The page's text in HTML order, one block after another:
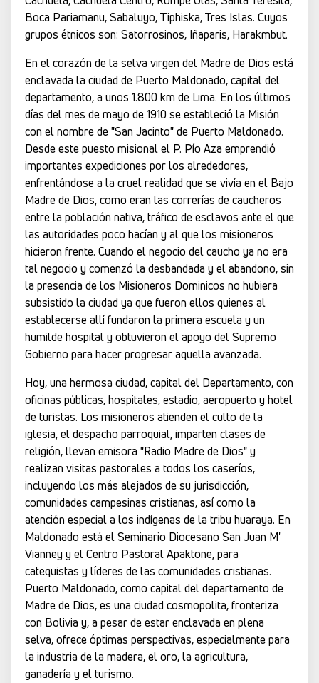
Boca Pariamanu, Sabaluyo, Tiphiska, Tres Islas. Cuyos
grupos étnicos son: Satorrosinos, Iñaparis, Harakmbut.
En el corazón de la selva virgen del Madre de Dios está
enclavada la ciudad de Puerto Maldonado, capital del
departamento, a unos 1.800 km de Lima. En los últimos
días del mes de mayo de 1910 se estableció la Misión
con el nombre de "San Jacinto" de Puerto Maldonado.
Desde este puesto misional el P. Pío Aza emprendió
importantes expediciones por los alrededores,
enfrentándose a la cruel realidad que se vivía en el Bajo
Madre de Dios, como eran las correrías de caucheros
entre la población nativa, tráfico de esclavos ante el que
las autoridades poco hacían y al que los misioneros
hicieron frente. Cuando el negocio del caucho ya no era
tal negocio y comenzó la desbandada y el abandono, sin
la presencia de los Misioneros Dominicos no hubiera
subsistido la ciudad ya que fueron ellos quienes al
establecerse allí fundaron la primera escuela y un
humilde hospital y obtuvieron el apoyo del Supremo
Gobierno para hacer progresar aquella avanzada.
Hoy, una hermosa ciudad, capital del Departamento, con
oficinas públicas, hospitales, estadio, aeropuerto y hotel
de turistas. Los misioneros atienden el culto de la
iglesia, el despacho parroquial, imparten clases de
religión, llevan emisora "Radio Madre de Dios" y
realizan visitas pastorales a todos los caseríos,
incluyendo los más alejados de su jurisdicción,
comunidades campesinas cristianas, así como la
atención especial a los indígenas de la tribu huaraya. En
Maldonado está el Seminario Diocesano San Juan M'
Vianney y el Centro Pastoral Apaktone, para
catequistas y líderes de las comunidades cristianas.
Puerto Maldonado, como capital del departamento de
Madre de Dios, es una ciudad cosmopolita, fronteriza
con Bolivia y, a pesar de estar enclavada en plena
selva, ofrece óptimas perspectivas, especialmente para
la industria de la madera, el oro, la agricultura,
ganadería y el turismo.